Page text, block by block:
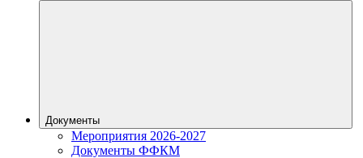
Документы
Мероприятия 2026-2027
Документы ФФКМ